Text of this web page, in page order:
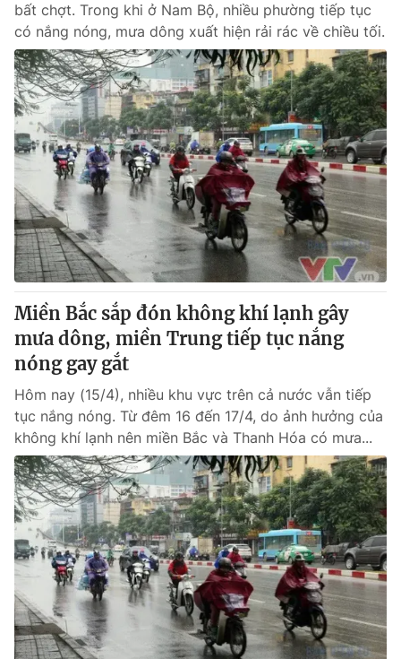
Photo Infographic
Video Shorts video
VTV Money VTV Thể thao
VTV Sức khoẻ Bất động sản
Thị trường 24h Tấm lòng Việt
VTV4 Vươn mình bằng AI
VTV9 VTV8
Liên hệ tòa soạn
THỜI BÁO VTV
Theo dõi báo trên
Cơ quan chủ quản:Đài Truyền hình Việt Nam
Cơ quan báo chí:
Thời báo VTV
Giấy phép hoạt động báo in và báo điện tử số 483/GP-BTTTT
cấp ngày 29/12/2023
bất chợt. Trong khi ở Nam Bộ, nhiều phường tiếp tục
có nắng nóng, mưa dông xuất hiện rải rác về chiều tối.
Miền Bắc sắp đón không khí lạnh gây
mưa dông, miền Trung tiếp tục nắng
nóng gay gắt
Hôm nay (15/4), nhiều khu vực trên cả nước vẫn tiếp
tục nắng nóng. Từ đêm 16 đến 17/4, do ảnh hưởng của
không khí lạnh nên miền Bắc và Thanh Hóa có mưa...